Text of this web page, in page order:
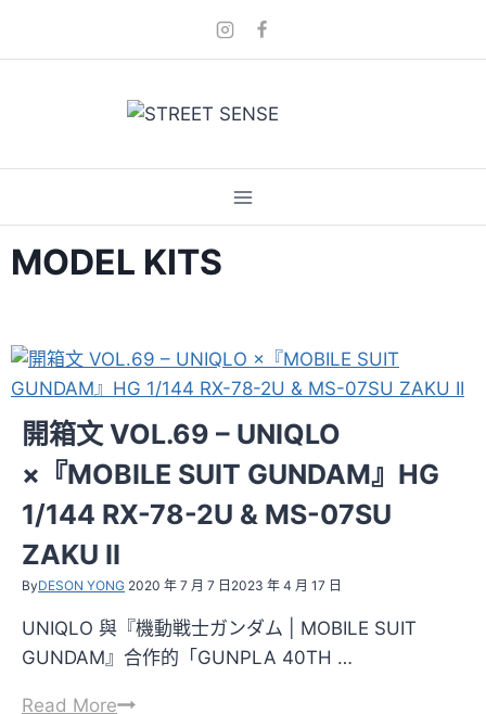
MODEL KITS
開箱文 VOL.69 – UNIQLO
×『MOBILE SUIT GUNDAM』HG
1/144 RX-78-2U & MS-07SU
ZAKU II
ByDESON YONG 2020 年 7 月 7 日 2023 年 4 月 17 日
UNIQLO 與『機動戦士ガンダム | MOBILE SUIT
GUNDAM』合作的「GUNPLA 40TH …
Read More開